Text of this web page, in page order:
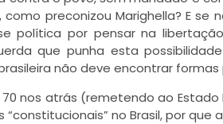
preconizou Marighella? E
política por pensar na
que punha esta
não deve encontrar
70 nos atrás (remetendo ao
no Brasil, por